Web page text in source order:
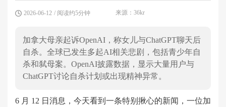
2026-06-12 / 阅读约5分钟 来源：36kr
加拿大母亲起诉OpenAI，称女儿与ChatGPT聊天后
自杀。全球已发生多起AI相关悲剧，包括青少年自
杀和弑母案。OpenAI披露数据，显示大量用户与
ChatGPT讨论自杀计划或出现精神异常。
6 月 12 日消息，今天看到一条特别揪心的新闻，一位加